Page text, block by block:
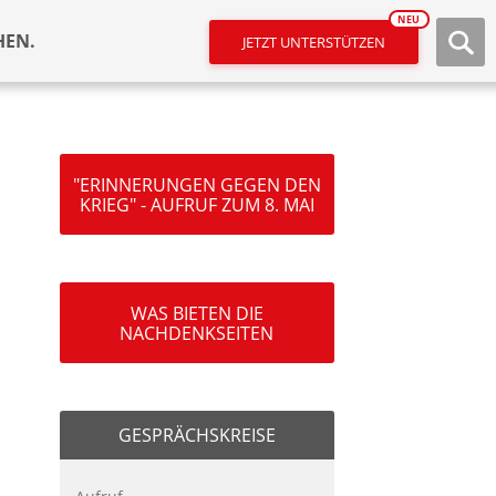
JETZT UNTERSTÜTZEN
NEU
"ERINNERUNGEN GEGEN DEN
KRIEG" - AUFRUF ZUM 8. MAI
WAS BIETEN DIE
NACHDENKSEITEN
GESPRÄCHSKREISE